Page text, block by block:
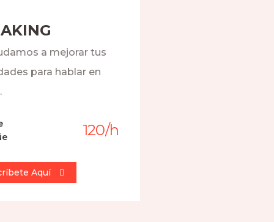
a mejorar tus
para hablar en
120/h
Aquí